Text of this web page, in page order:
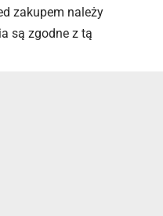
zakupem należy
są zgodne z tą